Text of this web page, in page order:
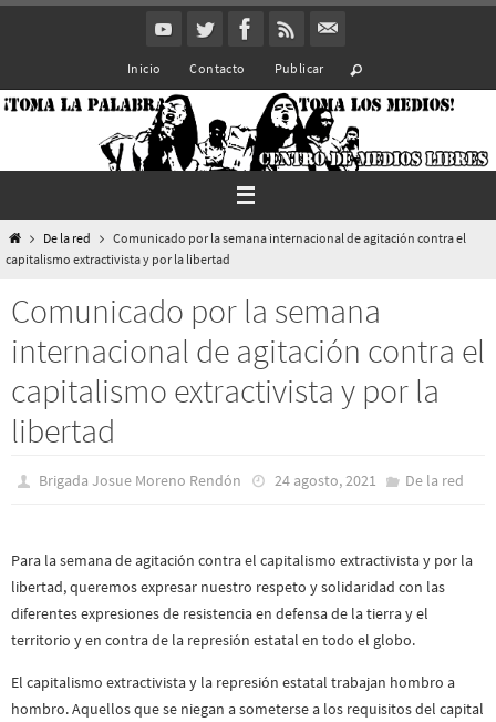
Inicio Contacto Publicar
InicioDe la red
Comunicado por la semana internacional de agitación contra el
capitalismo extractivista y por la libertad
Comunicado por la semana
internacional de agitación contra el
capitalismo extractivista y por la
libertad
Brigada Josue Moreno Rendón 24 agosto, 2021 De la red
Para la semana de agitación contra el capitalismo extractivista y por la
libertad, queremos expresar nuestro respeto y solidaridad con las
diferentes expresiones de resistencia en defensa de la tierra y el
territorio y en contra de la represión estatal en todo el globo.
El capitalismo extractivista y la represión estatal trabajan hombro a
hombro. Aquellos que se niegan a someterse a los requisitos del capital